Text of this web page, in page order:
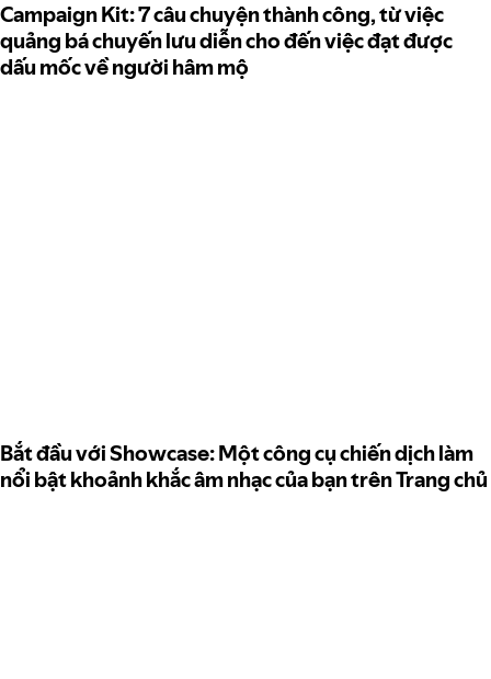
Campaign Kit: 7 câu chuyện thành công, từ việc
quảng bá chuyến lưu diễn cho đến việc đạt được
dấu mốc về người hâm mộ
Bắt đầu với Showcase: Một công cụ chiến dịch làm
nổi bật khoảnh khắc âm nhạc của bạn trên Trang chủ